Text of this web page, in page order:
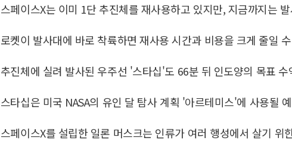
스페이스X는 이미 1단 추진체를 재사용하고 있지만, 지금까지는
로켓이 발사대에 바로 착륙하면 재사용 시간과 비용을 크게 줄일
추진체에 실려 발사된 우주선 '스타십'도 66분 뒤 인도양의 목표
스타십은 미국 NASA의 유인 달 탐사 계획 '아르테미스'에 사용될
스페이스X를 설립한 일론 머스크는 인류가 여러 행성에서 살기 위